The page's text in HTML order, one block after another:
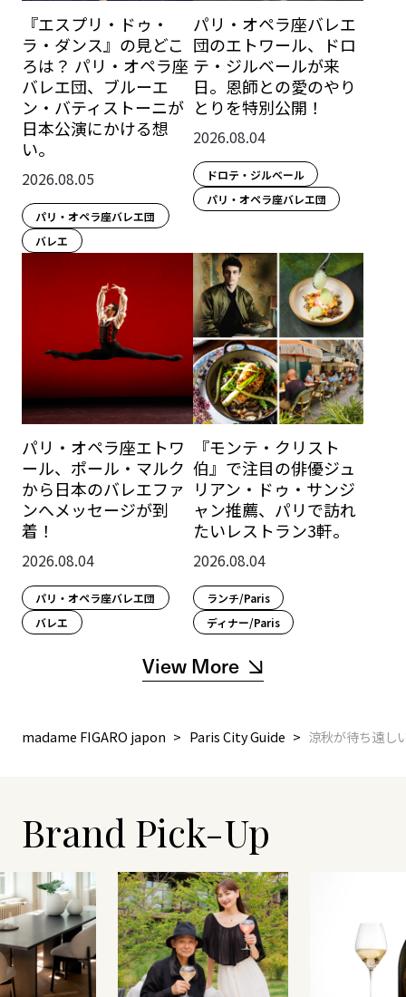
『エスプリ・ドゥ・
ラ・ダンス』の見どこ
ろは？ パリ・オペラ座
バレエ団、ブルーエ
ン・バティストーニが
日本公演にかける想
い。
2026.08.05
パリ・オペラ座バレエ団
バレエ
パリ・オペラ座バレエ
団のエトワール、ドロ
テ・ジルベールが来
日。恩師との愛のやり
とりを特別公開！
2026.08.04
ドロテ・ジルベール
パリ・オペラ座バレエ団
パリ・オペラ座エトワ
ール、ポール・マルク
から日本のバレエファ
ンへメッセージが到
着！
2026.08.04
パリ・オペラ座バレエ団
バレエ
『モンテ・クリスト
伯』で注目の俳優ジュ
リアン・ドゥ・サンジ
ャン推薦、パリで訪れ
たいレストラン3軒。
2026.08.04
ランチ/Paris
ディナー/Paris
View More
madame FIGARO japon Paris City Guide 涼秋が待ち遠し
Brand Pick-Up